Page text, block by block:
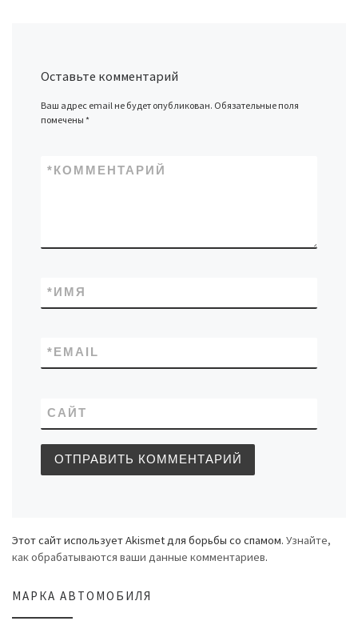
Оставьте комментарий
Ваш адрес email не будет опубликован. Обязательные поля
помечены*
КОММЕНТАРИЙ
*
ИМЯ
*
EMAIL
*
САЙТ
Этот сайт использует Akismet для борьбы со спамом. Узнайте,
как обрабатываются ваши данные комментариев.
МАРКА АВТОМОБИЛЯ